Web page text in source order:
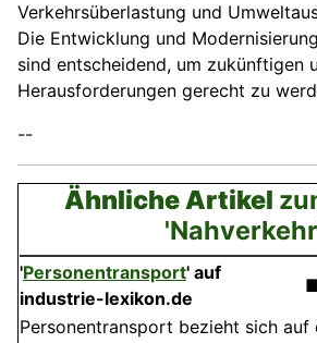
Verkehrsüberlastung und
Die Entwicklung und
sind entscheidend, um zukünftigen
Herausforderungen gerecht zu
--
Ähnliche Artikel
'Personentransport' auf
industrie-lexikon.de
Personentransport bezieht sich auf